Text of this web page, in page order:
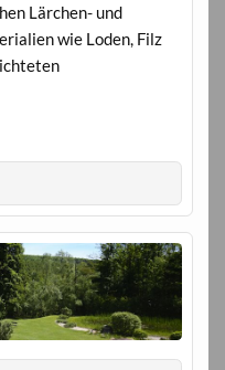
Lärchen- und
wie Loden, Filz